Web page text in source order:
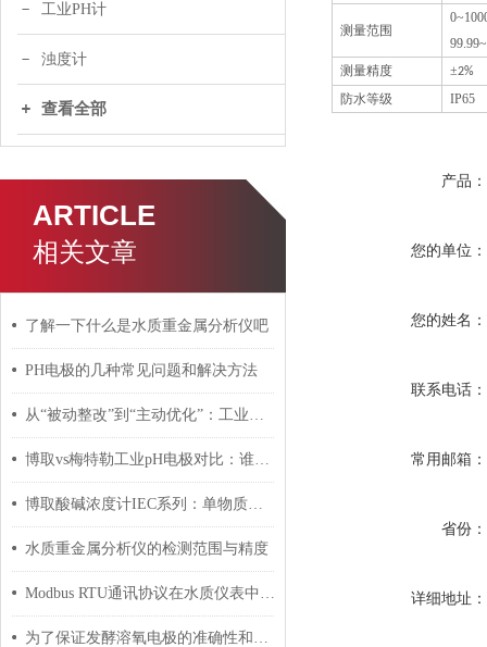
工业PH计
浊度计
查看全部
ARTICLE
相关文章
了解一下什么是水质重金属分析仪吧
PH电极的几种常见问题和解决方法
从“被动整改”到“主动优化”：工业电导率传感器应用新趋势
博取vs梅特勒工业pH电极对比：谁更适合国内复杂水样工况？
博取酸碱浓度计IEC系列：单物质测量如何保障化工工艺精准度？
水质重金属分析仪的检测范围与精度
Modbus RTU通讯协议在水质仪表中的集成应用指南
为了保证发酵溶氧电极的准确性和稳定性需要注意这几个方面
测量范围
0~
测量精度
±2%
防水等级 IP65
产品：
您的单位：
您的姓名：
联系电话：
常用邮箱：
省份：
详细地址：